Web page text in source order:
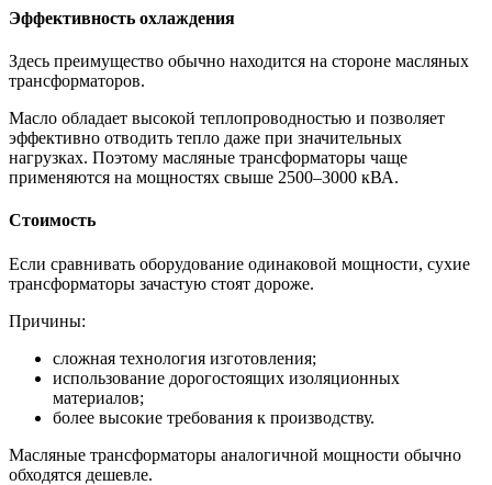
Эффективность охлаждения
Здесь преимущество обычно находится на стороне масляных
трансформаторов.
Масло обладает высокой теплопроводностью и позволяет
эффективно отводить тепло даже при значительных
нагрузках. Поэтому масляные трансформаторы чаще
применяются на мощностях свыше 2500–3000 кВА.
Стоимость
Если сравнивать оборудование одинаковой мощности, сухие
трансформаторы зачастую стоят дороже.
Причины:
сложная технология изготовления;
использование дорогостоящих изоляционных
материалов;
более высокие требования к производству.
Масляные трансформаторы аналогичной мощности обычно
обходятся дешевле.